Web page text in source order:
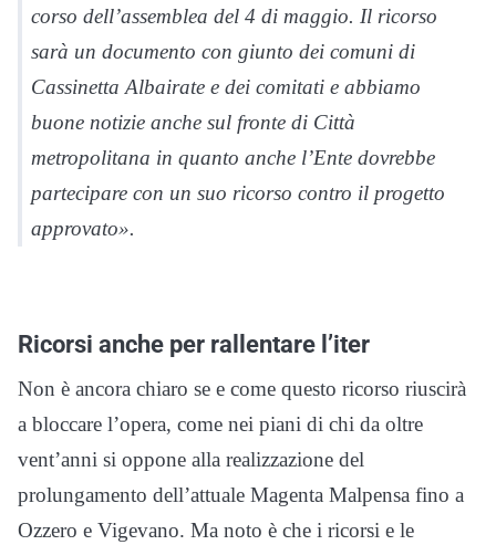
corso dell’assemblea del 4 di maggio. Il ricorso
sarà un documento con giunto dei comuni di
Cassinetta Albairate e dei comitati e abbiamo
buone notizie anche sul fronte di Città
metropolitana in quanto anche l’Ente dovrebbe
partecipare con un suo ricorso contro il progetto
approvato».
Ricorsi anche per rallentare l’iter
Non è ancora chiaro se e come questo ricorso riuscirà
a bloccare l’opera, come nei piani di chi da oltre
vent’anni si oppone alla realizzazione del
prolungamento dell’attuale Magenta Malpensa fino a
Ozzero e Vigevano. Ma noto è che i ricorsi e le